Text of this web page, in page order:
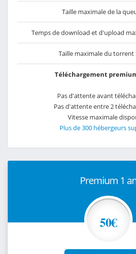
Taille maximale de la
Temps de download et d'upload
Taille maximale du torrent
Téléchargement
Pas d'attente avant
Pas d'attente entre 2
Vitesse maximale
Plus de 300 hébergeurs
Premium 1
50€